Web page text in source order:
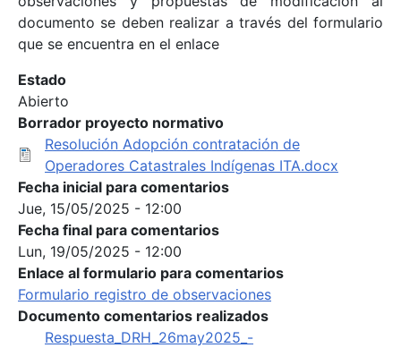
documento se deben realizar a través del formulario
que se encuentra en el enlace
Estado
Abierto
Borrador proyecto normativo
Resolución Adopción contratación de
Operadores Catastrales Indígenas ITA.docx
Fecha inicial para comentarios
Jue, 15/05/2025 - 12:00
Fecha final para comentarios
Lun, 19/05/2025 - 12:00
Enlace al formulario para comentarios
Formulario registro de observaciones
Documento comentarios realizados
Respuesta_DRH_26may2025_-